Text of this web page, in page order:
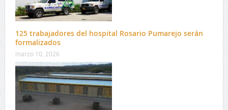
125 trabajadores del hospital Rosario Pumarejo serán
formalizados
marzo 10, 2026